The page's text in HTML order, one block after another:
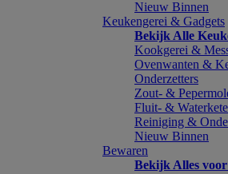
Nieuw Binnen
Keukengerei & Gadgets
Bekijk Alle
Kookgerei &
Ovenwanten &
Onderzetters
Zout- &
Fluit- &
Reiniging &
Nieuw Binnen
Bewaren
Bekijk Alles